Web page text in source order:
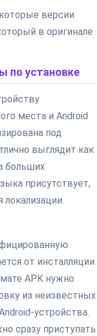
версии
в оригинале
по установке
места и Android
под
выглядит как
больших
присутствует,
от инсталляции
APK нужно
из неизвестных
устройства.
сразу приступать